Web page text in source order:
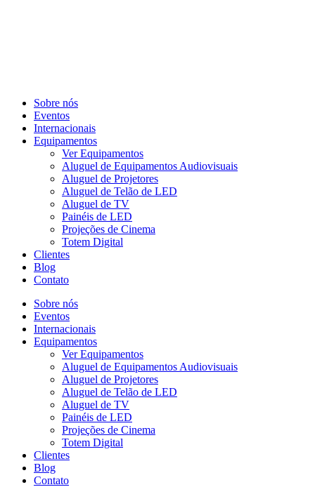
Sobre nós
Eventos
Internacionais
Equipamentos
Ver Equipamentos
Aluguel de Equipamentos Audiovisuais
Aluguel de Projetores
Aluguel de Telão de LED
Aluguel de TV
Painéis de LED
Projeções de Cinema
Totem Digital
Clientes
Blog
Contato
Sobre nós
Eventos
Internacionais
Equipamentos
Ver Equipamentos
Aluguel de Equipamentos Audiovisuais
Aluguel de Projetores
Aluguel de Telão de LED
Aluguel de TV
Painéis de LED
Projeções de Cinema
Totem Digital
Clientes
Blog
Contato